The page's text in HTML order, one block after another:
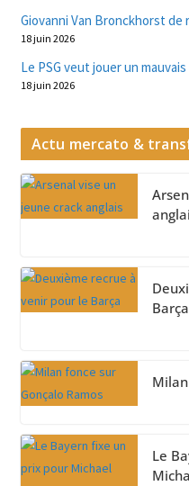
Giovanni Van Bronckhorst
18 juin 2026
Le PSG veut jouer un mauvais
18 juin 2026
Actu mercato &
Barça
Le